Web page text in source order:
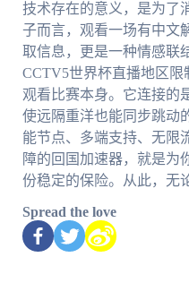
技术存在的意义，是为了
子而言，观看一场有中文
取信息，更是一种情感联
CCTV5世界杯直播地区限
观看比赛本身。它连接的
使远隔重洋也能同步跳动
能节点、多端支持、无限
障的回国加速器，就是为
份稳定的保险。从此，无
Spread the love